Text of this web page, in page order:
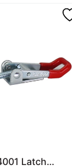
Latch